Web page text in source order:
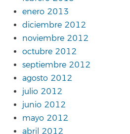
enero 2013
diciembre 2012
noviembre 2012
octubre 2012
septiembre 2012
agosto 2012
julio 2012
junio 2012
mayo 2012
abril 2012